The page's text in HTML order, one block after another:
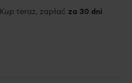
Kup teraz, zapłać za 30 dni